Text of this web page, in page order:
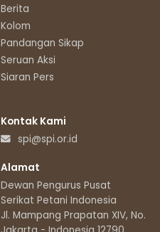
Berita
Kolom
Pandangan Sikap
Seruan Aksi
Siaran Pers
Kontak Kami
spi@spi.or.id
Alamat
Dewan Pengurus Pusat
Serikat Petani Indonesia
Jl. Mampang Prapatan XIV, No.11